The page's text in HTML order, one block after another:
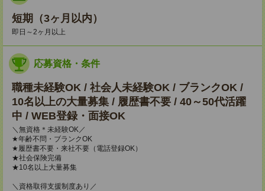
短期（3ヶ月以内）
即日～2ヶ月以上
応募資格・条件
職種未経験OK / 社会人未経験OK / ブランクOK /
10名以上の大量募集 / 履歴書不要 / 40～50代活躍
中 / WEB登録・面接OK
＼無資格＊未経験OK／
★年齢不問・ブランクOK
★履歴書不要・来社不要（電話登録OK）
★社会保険完備
★10名以上大量募集
＼資格取得支援制度あり／